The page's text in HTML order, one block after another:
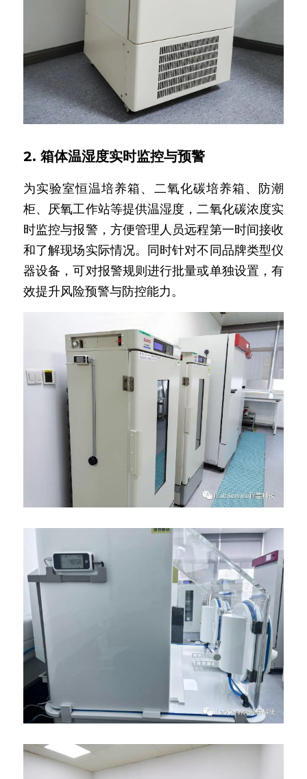
2. 箱体温湿度实时监控与预警
为实验室恒温培养箱、二氧化碳培养箱、防潮
柜、厌氧工作站等提供温湿度，二氧化碳浓度实
时监控与报警，方便管理人员远程第一时间接收
和了解现场实际情况。同时针对不同品牌类型仪
器设备，可对报警规则进行批量或单独设置，有
效提升风险预警与防控能力。